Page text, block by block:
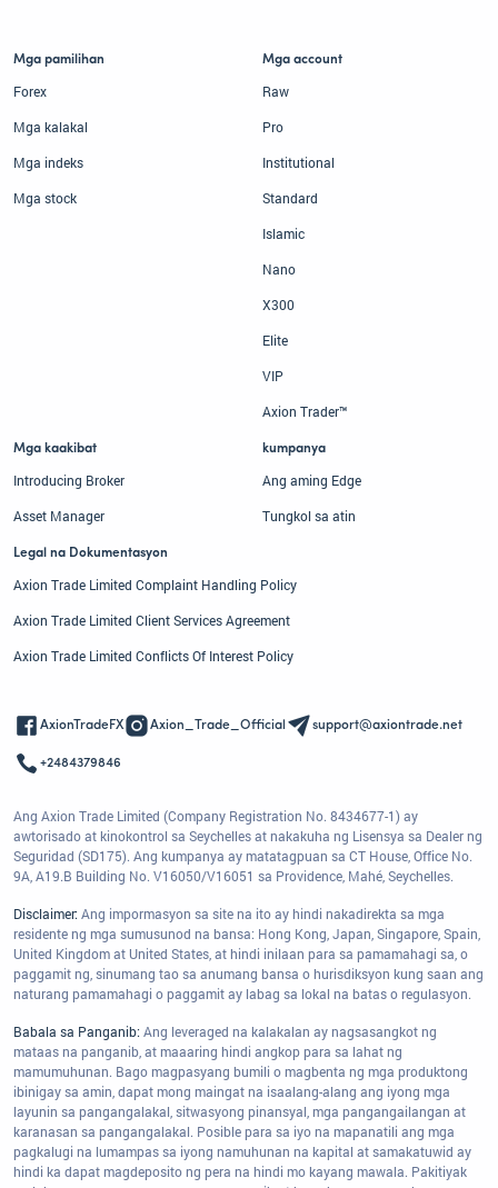
Mga pamilihan
Forex
Mga kalakal
Mga indeks
Mga stock
Mga account
Raw
Pro
Institutional
Standard
Islamic
Nano
X300
Elite
VIP
Axion Trader™
Mga kaakibat
Introducing Broker
Asset Manager
kumpanya
Ang aming Edge
Tungkol sa atin
Legal na Dokumentasyon
Axion Trade Limited Complaint Handling Policy
Axion Trade Limited Client Services Agreement
Axion Trade Limited Conflicts Of Interest Policy
AxionTradeFX Axion_Trade_Official support@axiontrade.net
+2484379846
Ang Axion Trade Limited (Company Registration No. 8434677-1) ay
awtorisado at kinokontrol sa Seychelles at nakakuha ng Lisensya sa Dealer ng
Seguridad (SD175). Ang kumpanya ay matatagpuan sa CT House, Office No.
9A, A19.B Building No. V16050/V16051 sa Providence, Mahé, Seychelles.
Disclaimer: Ang impormasyon sa site na ito ay hindi nakadirekta sa mga
residente ng mga sumusunod na bansa: Hong Kong, Japan, Singapore, Spain,
United Kingdom at United States, at hindi inilaan para sa pamamahagi sa, o
paggamit ng, sinumang tao sa anumang bansa o hurisdiksyon kung saan ang
naturang pamamahagi o paggamit ay labag sa lokal na batas o regulasyon.
Babala sa Panganib: Ang leveraged na kalakalan ay nagsasangkot ng
mataas na panganib, at maaaring hindi angkop para sa lahat ng
mamumuhunan. Bago magpasyang bumili o magbenta ng mga produktong
ibinigay sa amin, dapat mong maingat na isaalang-alang ang iyong mga
layunin sa pangangalakal, sitwasyong pinansyal, mga pangangailangan at
karanasan sa pangangalakal. Posible para sa iyo na mapanatili ang mga
pagkalugi na lumampas sa iyong namuhunan na kapital at samakatuwid ay
hindi ka dapat magdeposito ng pera na hindi mo kayang mawala. Pakitiyak